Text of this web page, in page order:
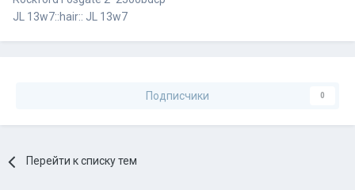
JL 13w7::hair:: JL 13w7
Подписчики 0
Перейти к списку тем